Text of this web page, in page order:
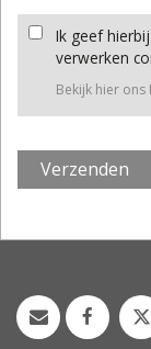
Ik geef
verwerken
Bekijk hier ons